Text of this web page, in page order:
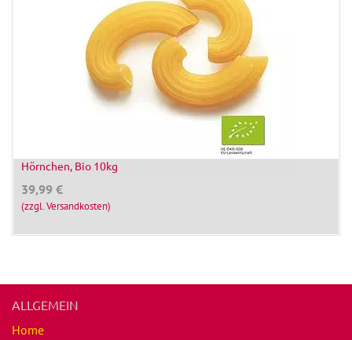
Hörnchen, Bio 10kg
39,99 €
(zzgl. Versandkosten)
ALLGEMEIN
Home